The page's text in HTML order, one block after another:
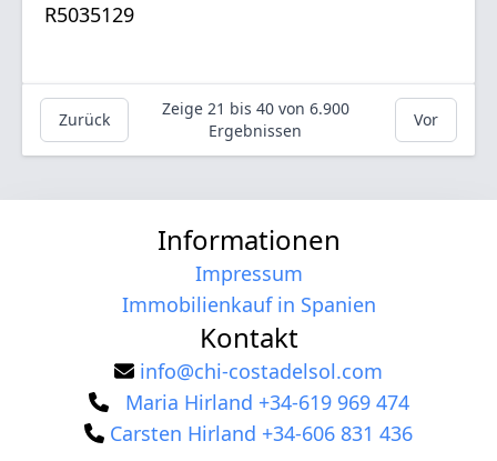
R5035129
Zurück
Zeige 21 bis 40von 6.900
Ergebnissen
Vor
Informationen
Impressum
Immobilienkauf in Spanien
Kontakt
info@chi-costadelsol.com
Maria Hirland +34-619 969 474
Carsten Hirland +34-606 831 436